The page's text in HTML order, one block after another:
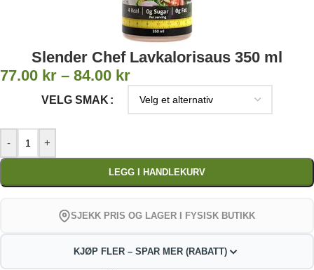
Slender Chef Lavkalorisaus 350 ml
77.00 kr – 84.00 kr
VELG SMAK
- +
LEGG I HANDLEKURV
SJEKK PRIS OG LAGER I FYSISK BUTIKK
KJØP FLER – SPAR MER (RABATT)